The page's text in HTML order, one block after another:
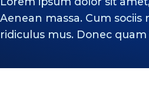
Aenean massa. Cum
ridiculus mus. Donec